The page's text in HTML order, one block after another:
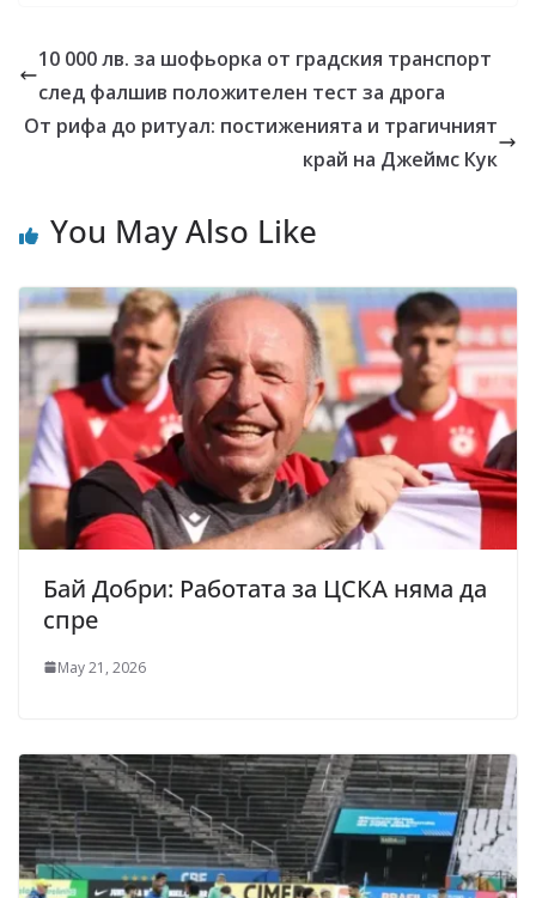
10 000 лв. за шофьорка от градския транспорт
след фалшив положителен тест за дрога
От рифа до ритуал: постиженията и трагичният
край на Джеймс Кук
You May Also Like
Бай Добри: Работата за ЦСКА няма да
спре
May 21, 2026